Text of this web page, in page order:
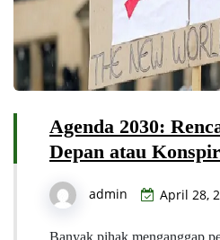
Agenda 2030:
Depan atau
admin April 28,
Banyak pihak menganggap